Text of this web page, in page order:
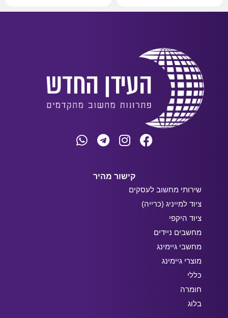
קישור מהיר
שירותי מחשוב לעסקים
ציוד למייניג (כרייה)
ציוד היקפי
מחשבים ניידים
מחשבי גיימינג
מוצרי גיימינג
כללי
חומרה
בלוג